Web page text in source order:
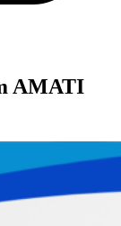
AMATI